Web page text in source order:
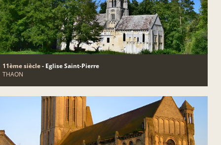
11ème siècle- Eglise Saint-Pierre
THAON